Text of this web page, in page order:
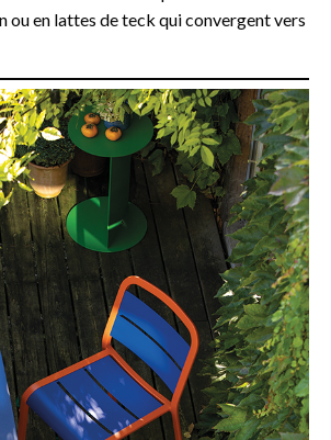
ou en lattes de teck qui convergent vers